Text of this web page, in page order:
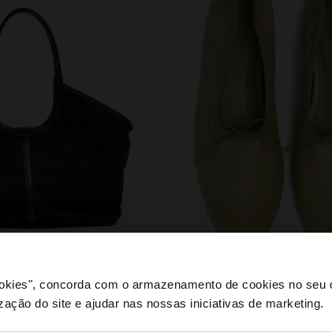
concorda com o armazenamento de cookies no seu
do site e ajudar nas nossas iniciativas de marketing.
de Portugal. Deseja navegar no nosso site United